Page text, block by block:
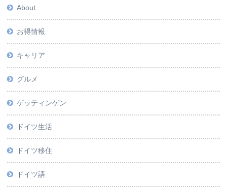
About
お得情報
キャリア
グルメ
ゲッティンゲン
ドイツ生活
ドイツ移住
ドイツ語